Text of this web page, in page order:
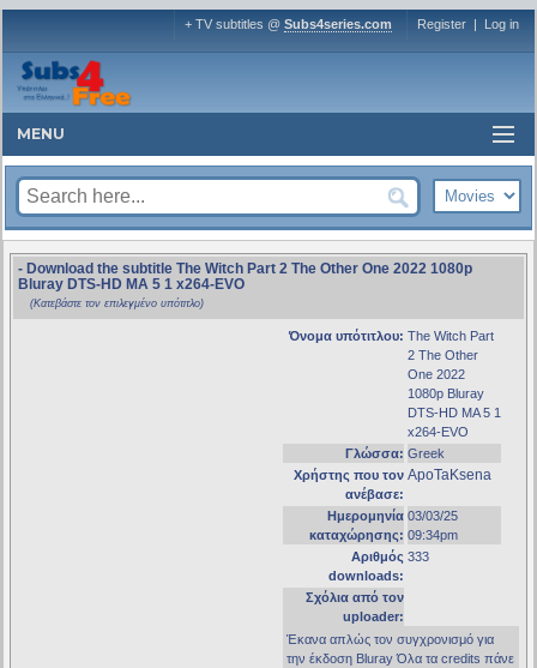
+ TV subtitles @ Subs4series.com Register | Log in
MENU
- Download the subtitle The Witch Part 2 The Other One 2022 1080p
Bluray DTS-HD MA 5 1 x264-EVO
(Κατεβάστε τον επιλεγμένο υπότιτλο)
Όνομα υπότιτλου: The Witch Part
2 The Other
One 2022
1080p Bluray
DTS-HD MA 5 1
x264-EVO
Γλώσσα: Greek
Χρήστης που τον
ανέβασε:
ApoTaKsena
Ημερομηνία
καταχώρησης:
03/03/25
09:34pm
Αριθμός
downloads:
333
Σχόλια από τον
uploader:
Έκανα απλώς τον συγχρονισμό για
την έκδοση Bluray Όλα τα credits πάνε